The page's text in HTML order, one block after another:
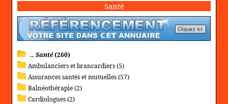
Santé
.. Santé(260)
Ambulanciers et brancardiers (5)
Assurances santés et mutuelles (57)
Balnéothérapie (2)
Cardiologues (2)